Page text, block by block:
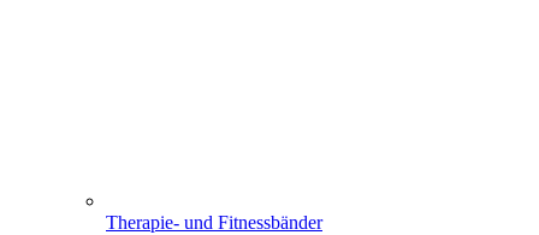
Therapie- und Fitnessbänder